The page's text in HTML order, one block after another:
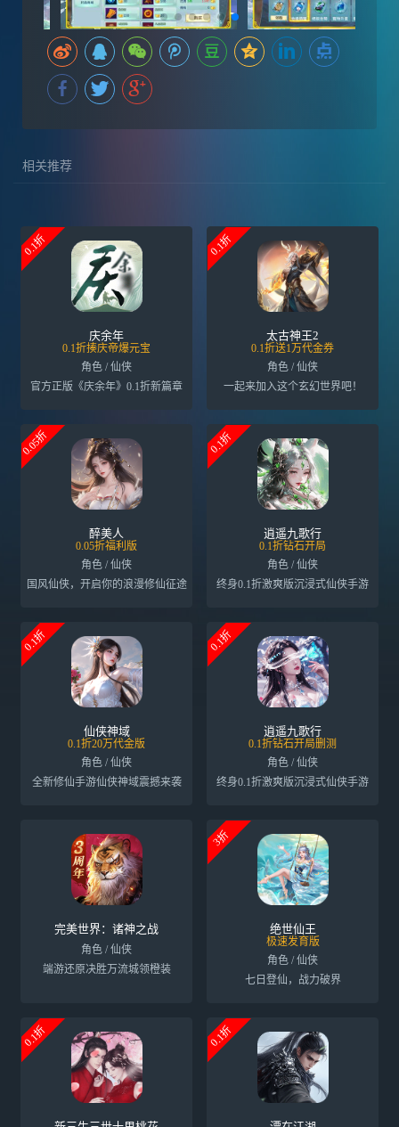
相关推荐
0.1折
庆余年
0.1折揍庆帝爆元宝
角色 / 仙侠
官方正版《庆余年》0.1折新篇章
0.1折
太古神王2
0.1折送1万代金券
角色 / 仙侠
一起来加入这个玄幻世界吧！
0.05折
醉美人
0.05折福利版
角色 / 仙侠
国风仙侠，开启你的浪漫修仙征途
0.1折
逍遥九歌行
0.1折钻石开局
角色 / 仙侠
终身0.1折激爽版沉浸式仙侠手游
0.1折
仙侠神域
0.1折20万代金版
角色 / 仙侠
全新修仙手游仙侠神域震撼来袭
0.1折
逍遥九歌行
0.1折钻石开局删测
角色 / 仙侠
终身0.1折激爽版沉浸式仙侠手游
完美世界：诸神之战
角色 / 仙侠
端游还原决胜万流城领橙装
3折
绝世仙王
极速发育版
角色 / 仙侠
七日登仙，战力破界
0.1折 0.1折